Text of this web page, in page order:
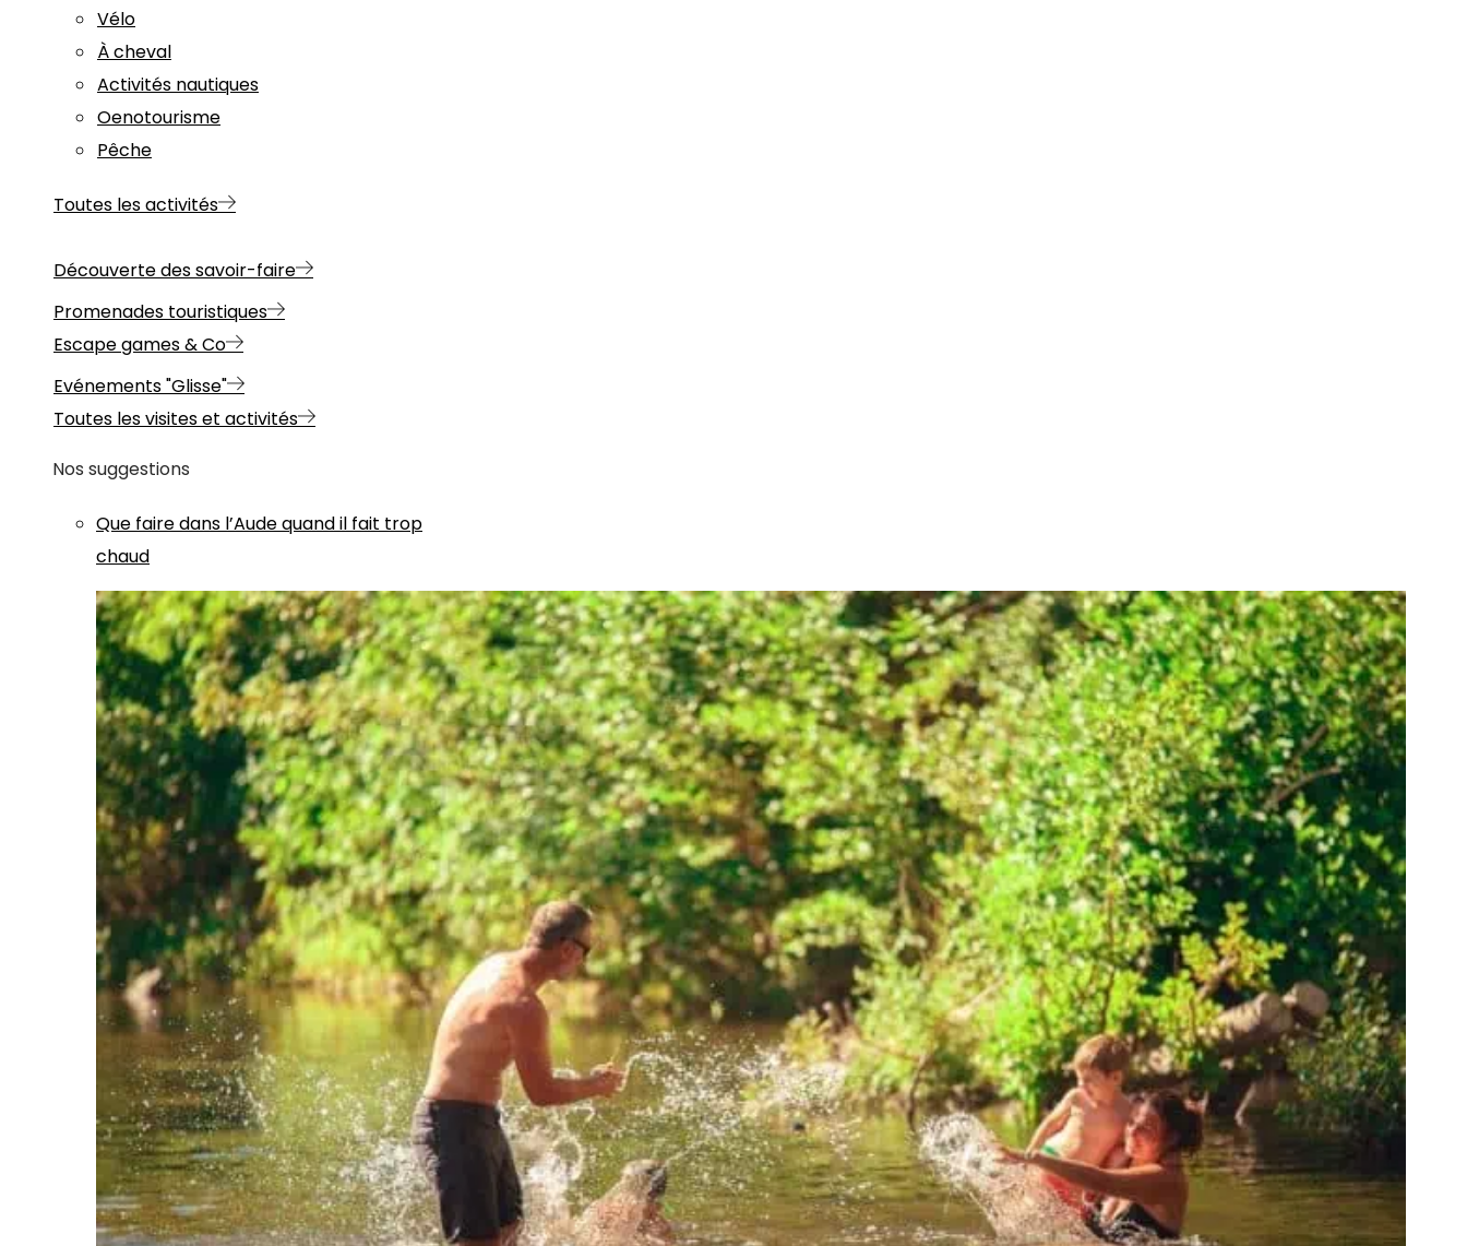
Vélo
À cheval
Activités nautiques
Oenotourisme
Pêche
Toutes les activités
Découverte des savoir-faire
Promenades touristiques
Escape games & Co
Evénements "Glisse"
Toutes les visites et activités
Nos suggestions
Que faire dans l’Aude quand il fait trop
chaud